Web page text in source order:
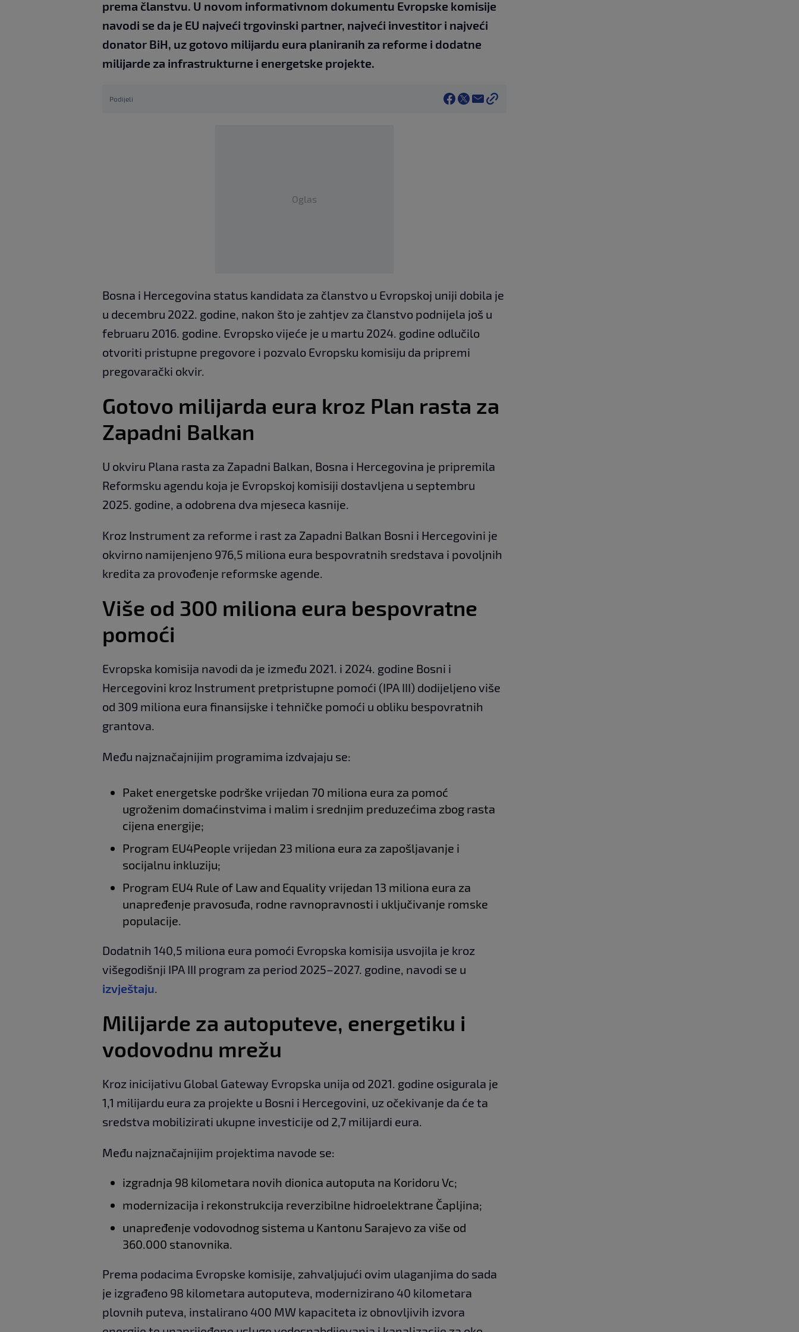
prema članstvu. U novom informativnom dokumentu Evropske komisije
navodi se da je EU najveći trgovinski partner, najveći investitor i najveći
donator BiH, uz gotovo milijardu eura planiranih za reforme i dodatne
milijarde za infrastrukturne i energetske projekte.
Podijeli
Oglas
Bosna i Hercegovina status kandidata za članstvo u Evropskoj uniji dobila je
u decembru 2022. godine, nakon što je zahtjev za članstvo podnijela još u
februaru 2016. godine. Evropsko vijeće je u martu 2024. godine odlučilo
otvoriti pristupne pregovore i pozvalo Evropsku komisiju da pripremi
pregovarački okvir.
Gotovo milijarda eura kroz Plan rasta za
Zapadni Balkan
U okviru Plana rasta za Zapadni Balkan, Bosna i Hercegovina je pripremila
Reformsku agendu koja je Evropskoj komisiji dostavljena u septembru
2025. godine, a odobrena dva mjeseca kasnije.
Kroz Instrument za reforme i rast za Zapadni Balkan Bosni i Hercegovini je
okvirno namijenjeno 976,5 miliona eura bespovratnih sredstava i povoljnih
kredita za provođenje reformske agende.
Više od 300 miliona eura bespovratne
pomoći
Evropska komisija navodi da je između 2021. i 2024. godine Bosni i
Hercegovini kroz Instrument pretpristupne pomoći (IPA III) dodijeljeno više
od 309 miliona eura finansijske i tehničke pomoći u obliku bespovratnih
grantova.
Među najznačajnijim programima izdvajaju se:
Paket energetske podrške vrijedan 70 miliona eura za pomoć
ugroženim domaćinstvima i malim i srednjim preduzećima zbog rasta
cijena energije;
Program EU4People vrijedan 23 miliona eura za zapošljavanje i
socijalnu inkluziju;
Program EU4 Rule of Law and Equality vrijedan 13 miliona eura za
unapređenje pravosuđa, rodne ravnopravnosti i uključivanje romske
populacije.
Dodatnih 140,5 miliona eura pomoći Evropska komisija usvojila je kroz
višegodišnji IPA III program za period 2025–2027. godine, navodi se u
izvještaju
Milijarde za autoputeve, energetiku i
vodovodnu mrežu
Kroz inicijativu Global Gateway Evropska unija od 2021. godine osigurala je
1,1 milijardu eura za projekte u Bosni i Hercegovini, uz očekivanje da će ta
sredstva mobilizirati ukupne investicije od 2,7 milijardi eura.
Među najznačajnijim projektima navode se:
izgradnja 98 kilometara novih dionica autoputa na Koridoru Vc;
modernizacija i rekonstrukcija reverzibilne hidroelektrane Čapljina;
unapređenje vodovodnog sistema u Kantonu Sarajevo za više od
360.000 stanovnika.
Prema podacima Evropske komisije, zahvaljujući ovim ulaganjima do sada
je izgrađeno 98 kilometara autoputeva, modernizirano 40 kilometara
plovnih puteva, instalirano 400 MW kapaciteta iz obnovljivih izvora